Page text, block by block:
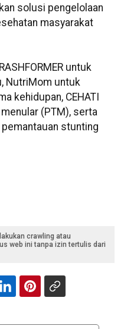
solusi pengelolaan
masyarakat
untuk
NutriMom untuk
kehidupan, CEHATI
(PTM), serta
stunting
crawling atau
web ini tanpa izin tertulis dari